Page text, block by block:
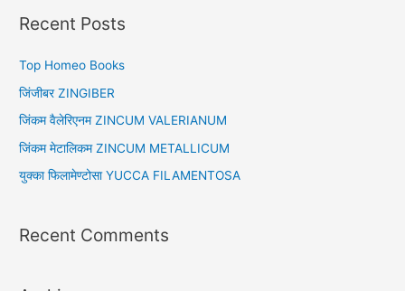
r
h
f
o
Recent Posts
Top Homeo Books
जिंजीबर ZINGIBER
जिंकम वैलेरिएनम ZINCUM VALERIANUM
जिंकम मेटालिकम ZINCUM METALLICUM
युक्का फिलामेण्टोसा YUCCA FILAMENTOSA
Recent Comments